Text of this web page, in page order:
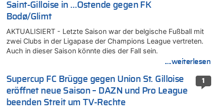
Saint-Gilloise in …Ostende gegen FK
Bodø/Glimt
AKTUALISIERT - Letzte Saison war der belgische Fußball mit
zwei Clubs in der Ligapase der Champions League vertreten.
Auch in dieser Saison könnte dies der Fall sein.
....weiterlesen
1
Supercup FC Brügge gegen Union St. Gilloise
eröffnet neue Saison – DAZN und Pro League
beenden Streit um TV-Rechte